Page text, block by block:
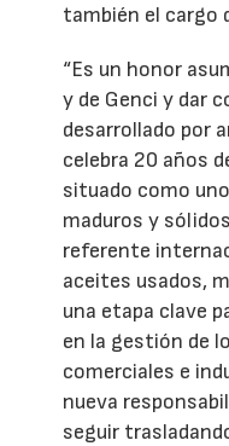
también el cargo
“Es un honor
y de Genci y dar
desarrollado por
celebra 20 años
situado como
maduros y
referente
aceites usados,
una etapa clave
en la gestión de
comerciales e
nueva
seguir